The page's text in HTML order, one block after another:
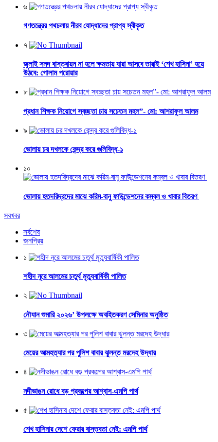
৬
গণতন্ত্রের পথচলায় নীরব যোদ্ধাদের প্রাপ্য স্বীকৃত
৭
জুলাই সনদ বাস্তবায়ন না হলে ক্ষমতায় যারা আসবে তারাই ‘শেখ হাসিনা’ হয়ে
উঠবে: গোলাম পরোয়ার
৮
প্রধান শিক্ষক নিয়োগে স্বচ্ছতা চায় সচেতন মহল”- মো: আশরাফুল আলম
৯
ভোলায় চর দখলকে কেন্দ্র করে গুলিবিদ্ধ-১
১০
ভোলায় হতদরিদ্রদের মাঝে করিম-বানু ফাউন্ডেশনের কম্বল ও খাবার বিতরণ
সবখবর
সর্বশেষ
জনপ্রিয়
১
শহীদ নূরে আলমের চতুর্থ মৃত্যুবার্ষিকী পালিত
২
নৌযান শুমারি ২০২৬’ উপলক্ষে অবহিতকরণ সেমিনার অনুষ্ঠিত
৩
মেয়ের আত্মহত্যার পর পুলিশ বাবার ঝুলন্ত মরদেহ উদ্ধার
৪
নদীভাঙন রোধে বড় প্রকল্পের আশ্বাস-এমপি পার্থ
৫
শেখ হাসিনার দেশে ফেরার বাস্তবতা নেই: এমপি পার্থ